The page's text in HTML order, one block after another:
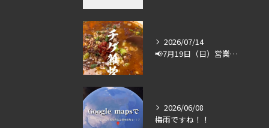
2026/07/14
📢7月19日（日）営業します🔥
2026/06/08
梅雨ですね！！